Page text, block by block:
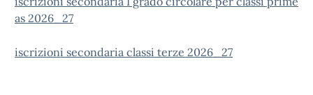
as 2026_27
iscrizioni secondaria classi terze 2026_27